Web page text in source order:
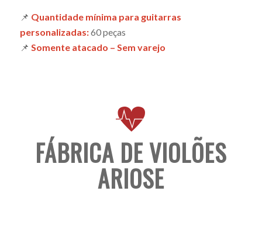
📌 Quantidade mínima para guitarras
personalizadas:60 peças
📌 Somente atacado – Sem varejo
FÁBRICA DE VIOLÕES
ARIOSE